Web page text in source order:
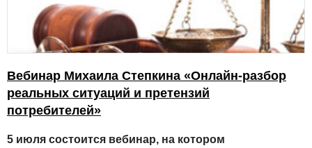
Вебинар Михаила Степкина «Онлайн-разбор
реальных ситуаций и претензий
потребителей»
5 июля состоится вебинар, на котором